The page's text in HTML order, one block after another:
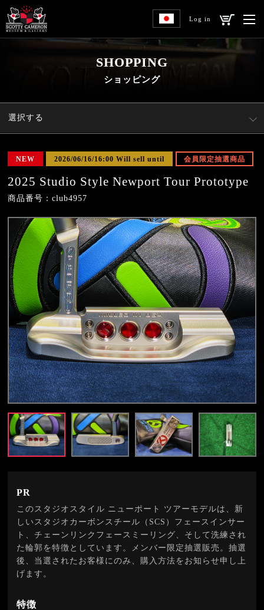
Log in
SHOPPING
ショッピング
選択する
NEW 2026/06/16/16:00 Will sell until 会員限定抽選商品
2025 Studio Style Newport Tour Prototype
商品番号：club4957
PR
このスタジオスタイル ニューポート ツアーモデルは、新
しいスタジオカーボンスチール（SCS）フェースインサー
ト、チェーンリンクフェースミーリング、そして洗練され
た輪郭を特徴としています。メンバー限定抽選販売。抽選
後、当選されたお客様にのみ、購入方法をお知らせ申し上
げます。
特徴